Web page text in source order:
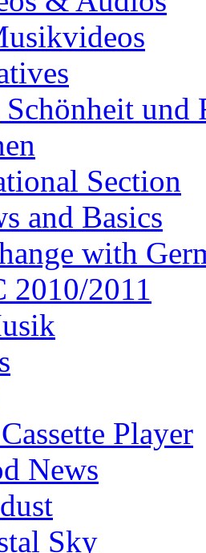
und
Section
and Basics
with
2010/2011
Player
News
Sky